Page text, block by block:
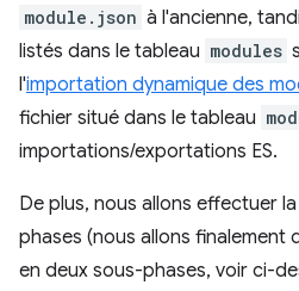
module.json à l'ancienne,
listés dans le tableau modules
l'importation dynamique des
fichier situé dans le tableau
importations/exportations ES.
De plus, nous allons effectuer
phases (nous allons finalement
en deux sous-phases, voir ci-